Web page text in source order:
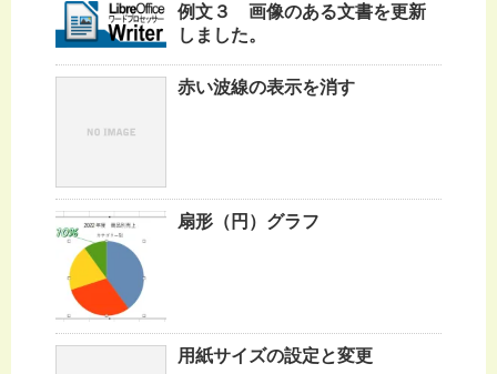
例文３ 画像のある文書を更新
しました。
赤い波線の表示を消す
扇形（円）グラフ
用紙サイズの設定と変更